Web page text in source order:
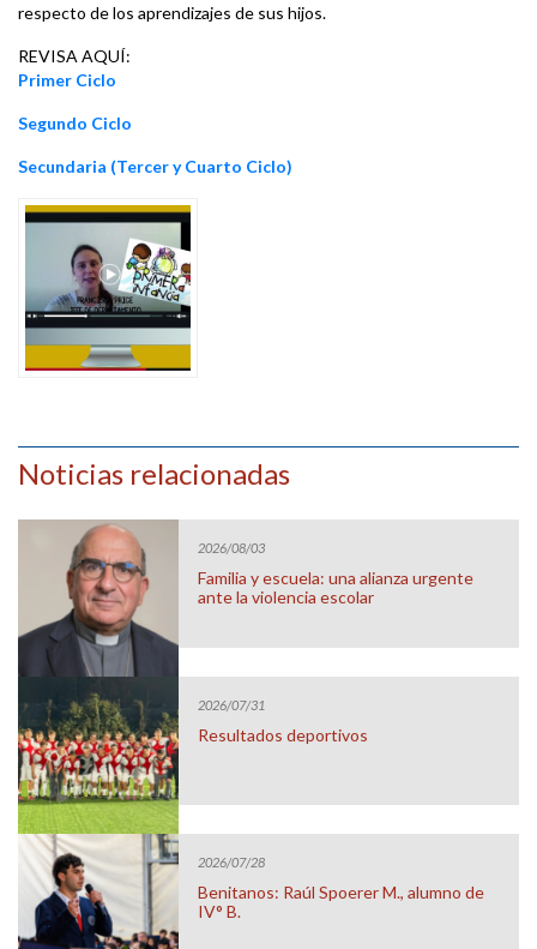
respecto de los aprendizajes de sus hijos.
REVISA AQUÍ:
Primer Ciclo
Segundo Ciclo
Secundaria (Tercer y Cuarto Ciclo)
Noticias relacionadas
2026/08/03
Familia y escuela: una alianza urgente
ante la violencia escolar
2026/07/31
Resultados deportivos
2026/07/28
Benitanos: Raúl Spoerer M., alumno de
IV° B.